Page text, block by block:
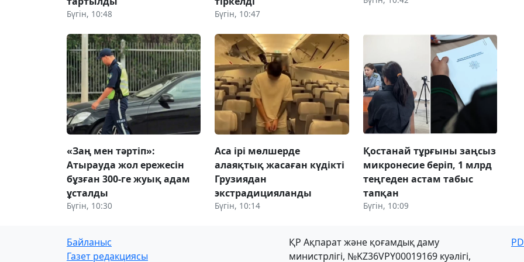
Бүгін, 10:48 Бүгін, 10:47
«Заң мен тәртіп»:
Атырауда жол ережесін
бұзған 300-ге жуық адам
ұсталды
Бүгін, 10:30
Аса ірі мөлшерде
алаяқтық жасаған күдікті
Грузиядан
экстрадицияланды
Бүгін, 10:14
Қостанай тұрғыны заңсыз
микронесие беріп, 1 млрд
теңгеден астам табыс
тапқан
Бүгін, 10:09
Байланыс
Газет редакциясы
ҚР Ақпарат және қоғамдық даму
министрлігі, №KZ36VPY00019169 куәлігі,